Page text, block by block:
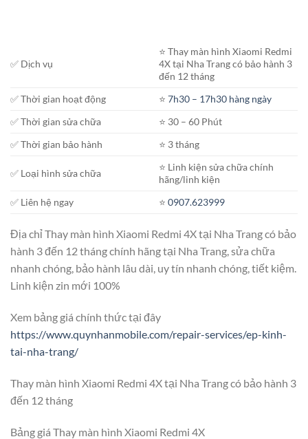
✅ Dịch vụ
⭐️ Thay màn hình Xiaomi Redmi
4X tại Nha Trang có bảo hành 3
đến 12 tháng
✅ Thời gian hoạt động
⭐️7h30 – 17h30 hàng ngày
✅ Thời gian sửa chữa
⭐️ 30 – 60 Phút
✅ Thời gian bảo hành
⭐️ 3 tháng
✅ Loại hình sửa chữa
⭐️ Linh kiện sửa chữa chính
hãng/linh kiện
✅ Liên hệ ngay
⭐️0907.623999
Địa chỉ Thay màn hình Xiaomi Redmi 4X tại Nha Trang có bảo
hành 3 đến 12 tháng chính hãng tại Nha Trang, sửa chữa
nhanh chóng, bảo hành lâu dài, uy tín nhanh chóng, tiết kiệm.
Linh kiện zin mới 100%
Xem bảng giá chính thức tại đây
https://www.quynhanmobile.com/repair-services/ep-kinh-
tai-nha-trang/
Thay màn hình Xiaomi Redmi 4X tại Nha Trang có bảo hành 3
đến 12 tháng
Bảng giá Thay màn hình Xiaomi Redmi 4X